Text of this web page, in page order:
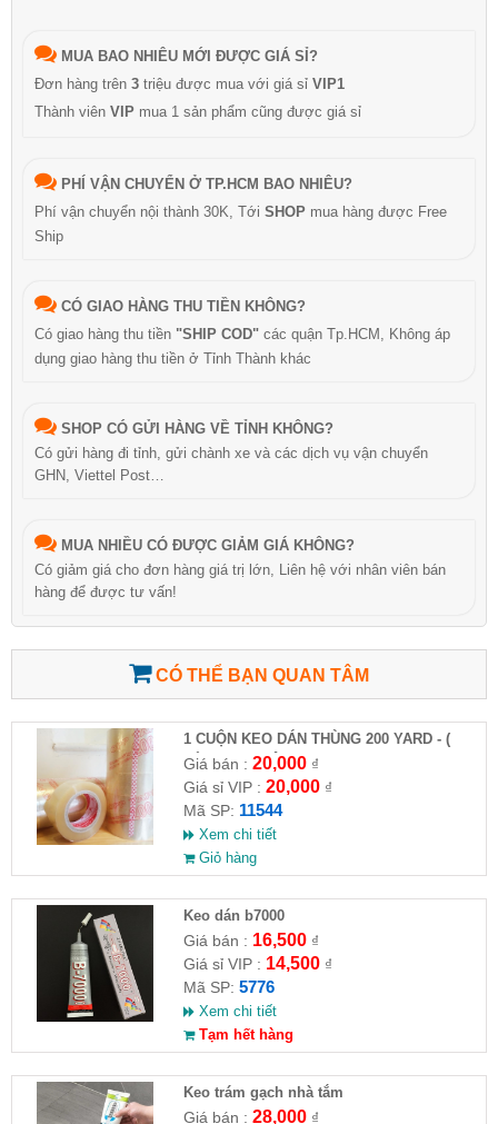
MUA BAO NHIÊU MỚI ĐƯỢC GIÁ SỈ?
Đơn hàng trên 3 triệu được mua với giá sỉ VIP1
Thành viên VIP mua 1 sản phẩm cũng được giá sỉ
PHÍ VẬN CHUYỂN Ở TP.HCM BAO NHIÊU?
Phí vận chuyển nội thành 30K, Tới SHOP mua hàng được Free
Ship
CÓ GIAO HÀNG THU TIỀN KHÔNG?
Có giao hàng thu tiền "SHIP COD" các quận Tp.HCM, Không áp
dụng giao hàng thu tiền ở Tỉnh Thành khác
SHOP CÓ GỬI HÀNG VỀ TỈNH KHÔNG?
Có gửi hàng đi tỉnh, gửi chành xe và các dịch vụ vận chuyển
GHN, Viettel Post…
MUA NHIỀU CÓ ĐƯỢC GIẢM GIÁ KHÔNG?
Có giảm giá cho đơn hàng giá trị lớn, Liên hệ với nhân viên bán
hàng để được tư vấn!
CÓ THỂ BẠN QUAN TÂM
1 CUỘN KEO DÁN THÙNG 200 YARD - (
VÀNG - 1 CUỘN )
Giá bán : 20,000₫
Giá sỉ VIP : 20,000₫
Mã SP: 11544
Xem chi tiết
Giỏ hàng
Keo dán b7000
Giá bán : 16,500₫
Giá sỉ VIP : 14,500₫
Mã SP: 5776
Xem chi tiết
Tạm hết hàng
Keo trám gạch nhà tắm
Giá bán : 28,000₫